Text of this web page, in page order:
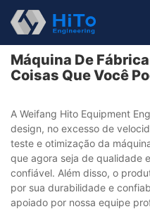
Máquina De
Coisas Que Você
A Weifang Hito Equipment
design, no excesso de
teste e otimização da
que agora seja de qualidade
confiável. Além disso, o
por sua durabilidade e
apoiado por nossa equipe